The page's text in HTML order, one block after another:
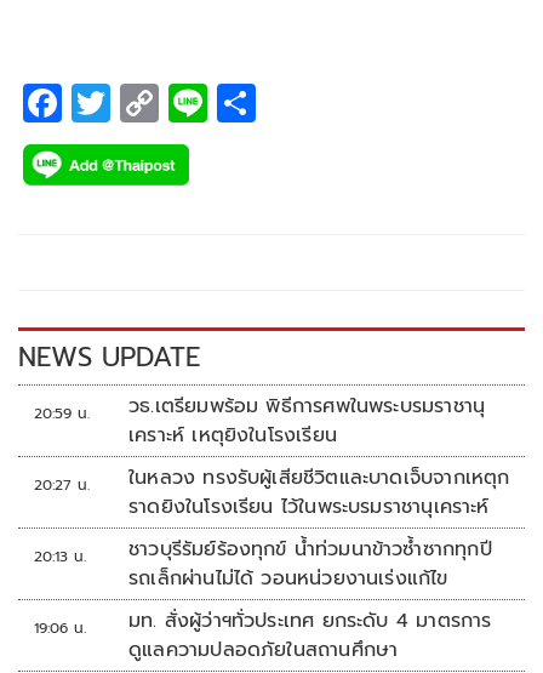
F
ac
e
k
T
wi
tt
C
o
p
k
Li
NEWS UPDATE
20:59 น.
วธ.เตรียมพร้อม พิธีการศพในพระบรมราชานุ
เคราะห์ เหตุยิงในโรงเรียน
20:27 น.
ในหลวง ทรงรับผู้เสียชีวิตและบาดเจ็บจากเหตุก
ราดยิงในโรงเรียน ไว้ในพระบรมราชานุเคราะห์
20:13 น.
ชาวบุรีรัมย์ร้องทุกข์ น้ำท่วมนาข้าวซ้ำซากทุกปี
รถเล็กผ่านไม่ได้ วอนหน่วยงานเร่งแก้ไข
19:06 น.
มท. สั่งผู้ว่าฯทั่วประเทศ ยกระดับ 4 มาตรการ
ดูแลความปลอดภัยในสถานศึกษา